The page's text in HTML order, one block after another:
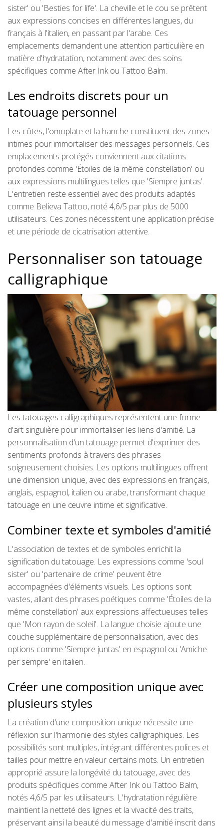
sister' ou 'Besties for life'. La cheville et le cou se prêtent
aux expressions concises en différentes langues, du
français à l'italien, en passant par l'arabe. Ces
emplacements demandent une attention particulière en
matière d'hydratation, notamment avec des soins
spécifiques comme After Ink ou Tattoo Balm.
Les endroits discrets pour un
tatouage personnel
Les côtes, l'omoplate et la hanche constituent des zones
intimes pour immortaliser des messages personnels. Ces
emplacements protégés conviennent aux citations
profondes comme 'Étoiles de la même constellation' ou
aux expressions multilingues telles que 'Siempre juntas'.
L'entretien reste essentiel avec des produits adaptés
comme Believa Tattoo, noté 4,6/5 par plus de 5000
utilisateurs. Ces zones nécessitent une application précise
et une période de cicatrisation attentive.
Personnaliser son tatouage
calligraphique
Les tatouages calligraphiques représentent une forme
d'art singulière pour immortaliser les liens d'amitié. La
personnalisation d'un tatouage permet d'exprimer des
sentiments profonds à travers des phrases
soigneusement choisies. Les options multilingues offrent
une dimension unique, avec des expressions en français,
anglais, espagnol, italien ou arabe, transformant chaque
tatouage en une œuvre intime et significative.
Combiner texte et symboles d'amitié
L'association de textes et de symboles enrichit la
signification du tatouage. Les expressions comme 'soul
sister' ou 'partenaire de crime' peuvent être
accompagnées d'éléments visuels. Les options sont
vastes, allant des phrases poétiques comme 'Étoiles de la
même constellation' aux expressions affectueuses telles
que 'Mon rayon de soleil'. La langue choisie ajoute une
couche supplémentaire de personnalisation, avec des
options comme 'Siempre juntas' en espagnol ou 'Amiche
per sempre' en italien.
Créer une composition unique avec
plusieurs styles
La création d'une composition unique nécessite une
réflexion sur l'harmonie des styles calligraphiques. Les
possibilités sont multiples, intégrant différentes polices et
tailles pour mettre en valeur certains mots. Un entretien
approprié assure la longévité du tatouage, avec des
produits spécifiques comme After Ink ou Tattoo Balm,
notés 4,6/5 par les utilisateurs. L'hydratation régulière
maintient la netteté des lignes et la vivacité des traits,
préservant ainsi la beauté du message d'amitié inscrit dans